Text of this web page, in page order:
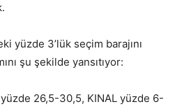
yüzde 3’lük seçim barajını
şu şekilde yansıtıyor:
26,5-30,5, KINAL yüzde 6-